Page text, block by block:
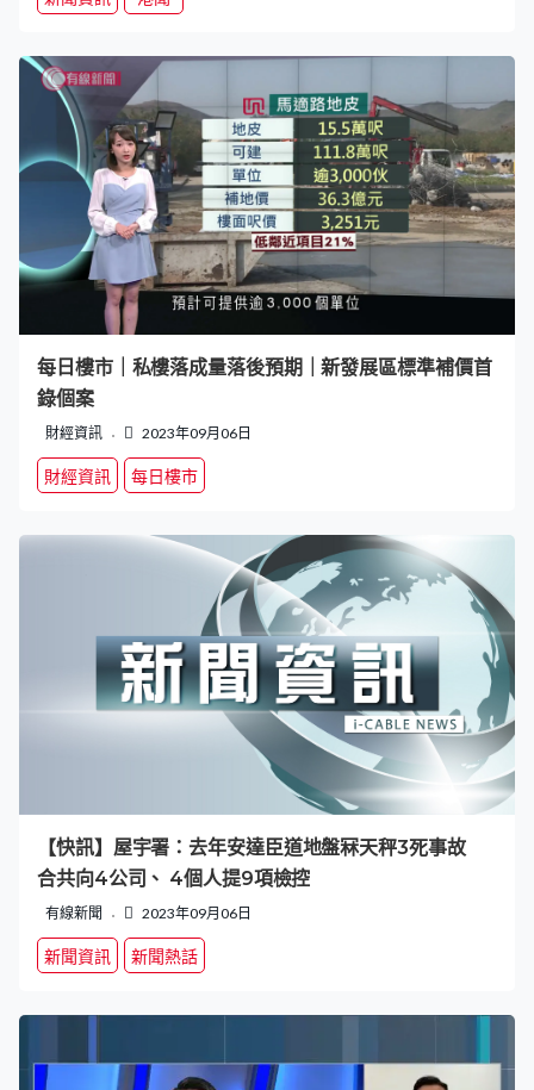
每日樓市｜私樓落成量落後預期｜新發展區標準補價首
錄個案
財經資訊 2023年09月06日
財經資訊 每日樓市
【快訊】屋宇署：去年安達臣道地盤冧天秤3死事故
合共向4公司、 4個人提9項檢控
有線新聞 2023年09月06日
新聞資訊 新聞熱話